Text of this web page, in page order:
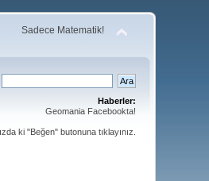
Sadece Matematik!
Haberler:
Geomania Facebookta!
ki "Beğen" butonuna tıklayınız.